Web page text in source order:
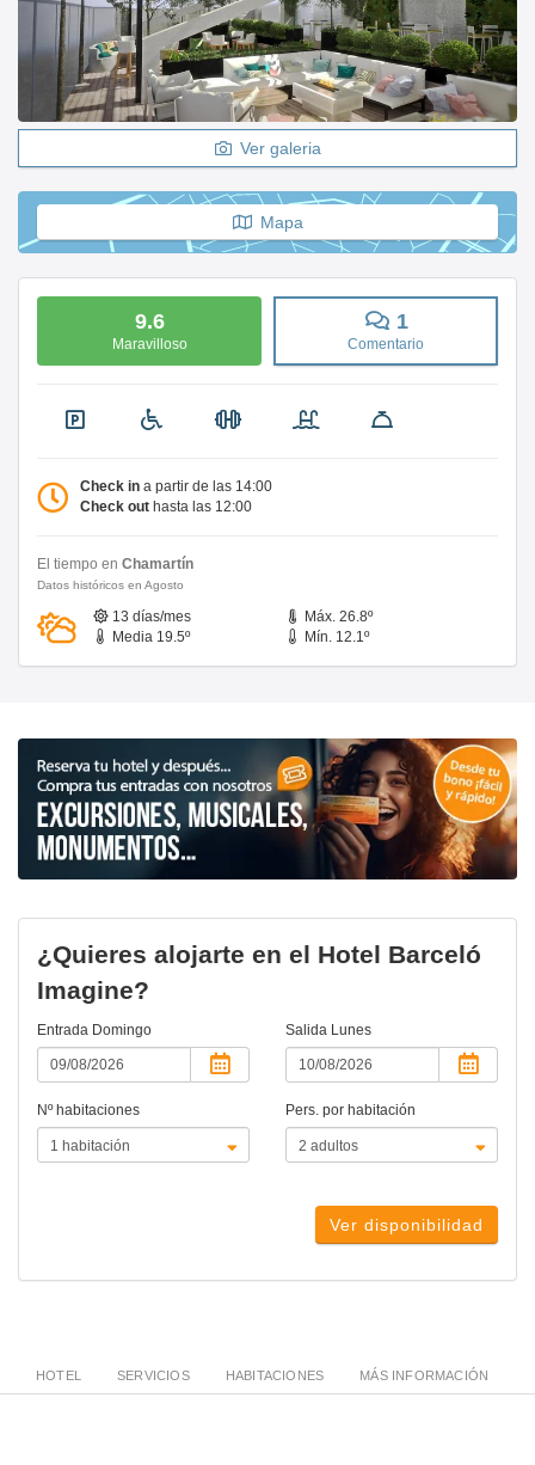
Ver galeria
Mapa
9.6
Maravilloso
1
Comentario
Check in a partir de las 14:00
Check out hasta las 12:00
El tiempo en Chamartín
Datos históricos en Agosto
13 días/mes
Máx. 26.8º
Media 19.5º
Mín. 12.1º
¿Quieres alojarte en el Hotel Barceló
Imagine?
Entrada Domingo Salida Lunes
Nº habitaciones Pers. por habitación
Ver disponibilidad
HOTEL SERVICIOS HABITACIONES MÁS INFORMACIÓN